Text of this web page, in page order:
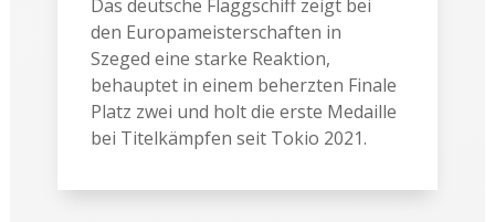
Das deutsche Flaggschiff zeigt bei
den Europameisterschaften in
Szeged eine starke Reaktion,
behauptet in einem beherzten Finale
Platz zwei und holt die erste Medaille
bei Titelkämpfen seit Tokio 2021.